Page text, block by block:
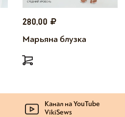
280,00
Марьяна блузка
Канал на YouTube
VikiSews